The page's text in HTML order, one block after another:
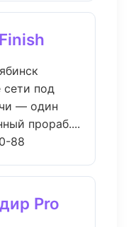
под
— один
прораб....
88
Pro